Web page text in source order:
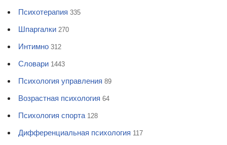
Психотерапия 335
Шпаргалки 270
Интимно 312
Словари 1443
Психология управления 89
Возрастная психология 64
Психология спорта 128
Дифференциальная психология 117